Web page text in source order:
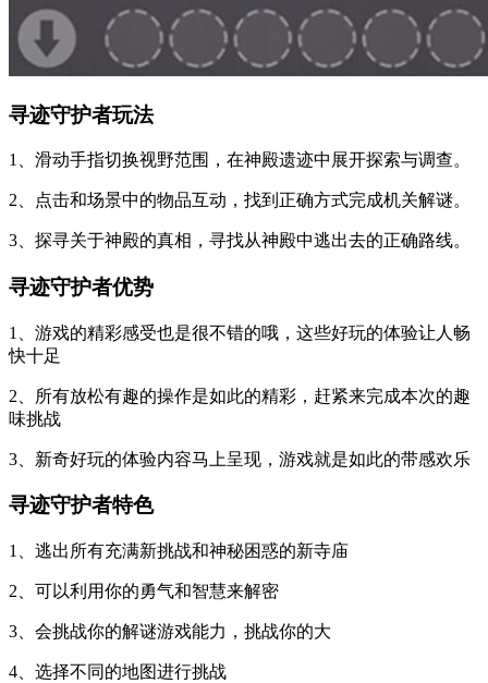
寻迹守护者玩法
1、滑动手指切换视野范围，在神殿遗迹中展开探索与调查。
2、点击和场景中的物品互动，找到正确方式完成机关解谜。
3、探寻关于神殿的真相，寻找从神殿中逃出去的正确路线。
寻迹守护者优势
1、游戏的精彩感受也是很不错的哦，这些好玩的体验让人畅
快十足
2、所有放松有趣的操作是如此的精彩，赶紧来完成本次的趣
味挑战
3、新奇好玩的体验内容马上呈现，游戏就是如此的带感欢乐
寻迹守护者特色
1、逃出所有充满新挑战和神秘困惑的新寺庙
2、可以利用你的勇气和智慧来解密
3、会挑战你的解谜游戏能力，挑战你的大
4、选择不同的地图进行挑战